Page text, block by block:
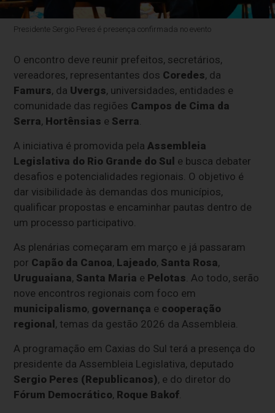
Presidente Sergio Peres é presença confirmada no evento
O encontro deve reunir prefeitos, secretários,
vereadores, representantes dos Coredes, da
Famurs, da Uvergs, universidades, entidades e
comunidade das regiões Campos de Cima da
Serra, Hortênsias e Serra
A iniciativa é promovida pelaAssembleia
Legislativa do Rio Grande do Sul e busca debater
desafios e potencialidades regionais. O objetivo é
dar visibilidade às demandas dos municípios,
qualificar propostas e encaminhar pautas dentro de
um processo participativo.
As plenárias começaram em março e já passaram
por Capão da Canoa, Lajeado, Santa Rosa,
Uruguaiana, Santa Maria e Pelotas . Ao todo, serão
nove encontros regionais com foco em
municipalismo, governança e cooperação
regional, temas da gestão 2026 da Assembleia.
A programação em Caxias do Sul terá a presença do
presidente da Assembleia Legislativa, deputado
Sergio Peres (Republicanos), e do diretor do
Fórum Democrático, Roque Bakof